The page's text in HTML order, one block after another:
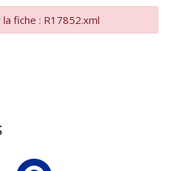
fiche : R17852.xml